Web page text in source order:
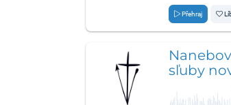
Přehraj
sľuby